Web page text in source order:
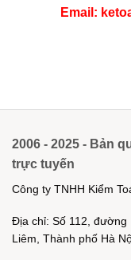
Email:
2006 - 2025 - Bản
trực tuyến
Công ty TNHH Kiểm
Địa chỉ: Số 112,
Liêm, Thành phố Hà